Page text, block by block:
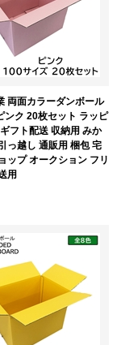
両面カラーダンボール
ンク 20枚セット ラッピ
フト配送 収納用 みか
っ越し 通販用 梱包 宅
ップ オークション フリ
用